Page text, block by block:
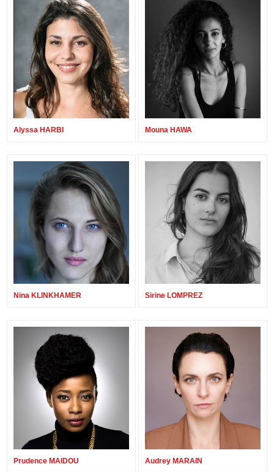
Alyssa HARBI Mouna HAWA
Nina KLINKHAMER Sirine LOMPREZ
Prudence MAIDOU Audrey MARAIN